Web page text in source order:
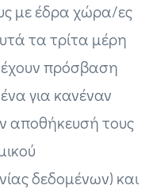
με έδρα χώρα/ες
τα τρίτα μέρη
έχουν πρόσβαση
για κανέναν
αποθήκευσή τους
δεδομένων) και